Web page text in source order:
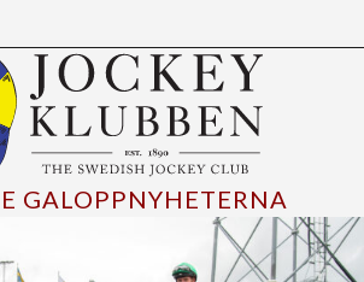
GALOPPNYHETERNA